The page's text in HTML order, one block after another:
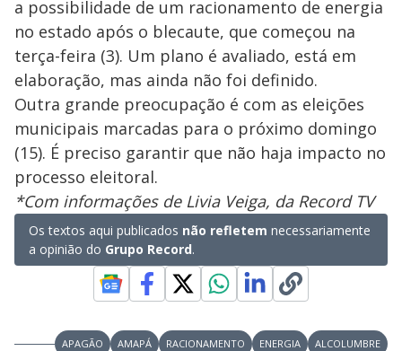
a possibilidade de um racionamento de energia
no estado após o blecaute, que começou na
terça-feira (3). Um plano é avaliado, está em
elaboração, mas ainda não foi definido.
Outra grande preocupação é com as eleições
municipais marcadas para o próximo domingo
(15). É preciso garantir que não haja impacto no
processo eleitoral.
*Com informações de Livia Veiga, da Record TV
Os textos aqui publicados não refletem necessariamente
a opinião do Grupo Record.
APAGÃO AMAPÁ RACIONAMENTO ENERGIA
ALCOLUMBRE